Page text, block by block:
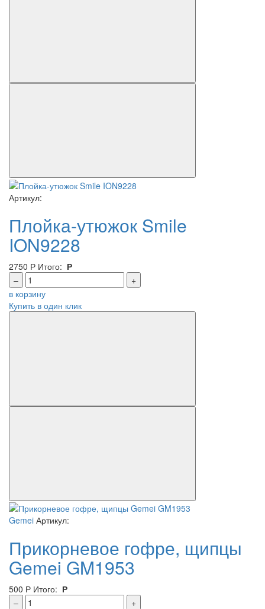
Артикул:
Плойка-утюжок Smile
ION9228
2750 Р Итого: Р
–
+
в корзину
Купить в один клик
Gemei Артикул:
Прикорневое гофре, щипцы
Gemei GM1953
500 Р Итого: Р
–
+